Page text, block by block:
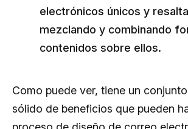
electrónicos únicos y
mezclando y combinando
contenidos sobre ellos.
Como puede ver, tiene un
sólido de beneficios que pueden